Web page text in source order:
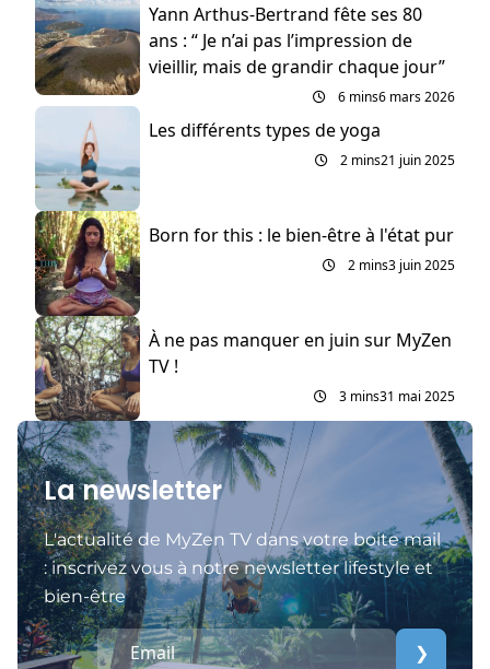
Yann Arthus-Bertrand fête ses 80
ans : “ Je n’ai pas l’impression de
vieillir, mais de grandir chaque jour”
6 mins6 mars 2026
Les différents types de yoga
2 mins21 juin 2025
Born for this : le bien-être à l'état pur
2 mins3 juin 2025
À ne pas manquer en juin sur MyZen
TV !
3 mins31 mai 2025
La newsletter
L'actualité de MyZen TV dans votre boite mail
: inscrivez vous à notre newsletter lifestyle et
bien-être
❯